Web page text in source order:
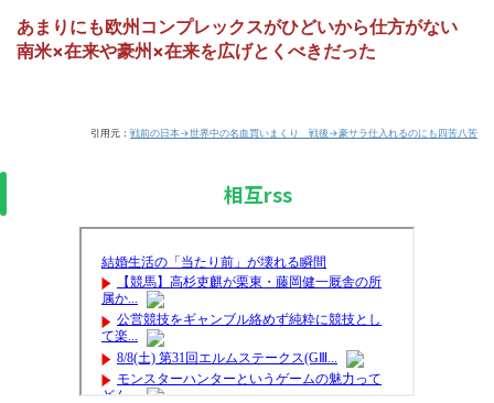
あまりにも欧州コンプレックスがひどいから仕方がない
南米×在来や豪州×在来を広げとくべきだった
引用元： 戦前の日本→世界中の名血買いまくり 戦後→豪サラ仕入れるのにも四苦八苦
相互rss